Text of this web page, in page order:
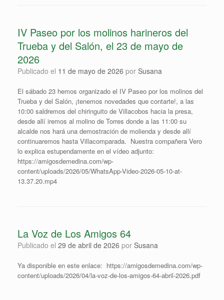
IV Paseo por los molinos harineros del
Trueba y del Salón, el 23 de mayo de
2026
Publicado el 11 de mayo de 2026 por Susana
⁠El sábado 23 hemos organizado el IV Paseo por los molinos del
Trueba y del Salón, ¡tenemos novedades que contarte!, a las
10:00 saldremos del chiringuito de Villacobos hacia la presa,
desde allí iremos al molino de Torres donde a las 11:00 su
alcalde nos hará una demostración de molienda y desde allí
continuaremos hasta Villacomparada. Nuestra compañera Vero
lo explica estupendamente en el vídeo adjunto:
https://amigosdemedina.com/wp-
content/uploads/2026/05/WhatsApp-Video-2026-05-10-at-
13.37.20.mp4
La Voz de Los Amigos 64
Publicado el 29 de abril de 2026 por Susana
Ya disponible en este enlace: https://amigosdemedina.com/wp-
content/uploads/2026/04/la-voz-de-los-amigos-64-abril-2026.pdf